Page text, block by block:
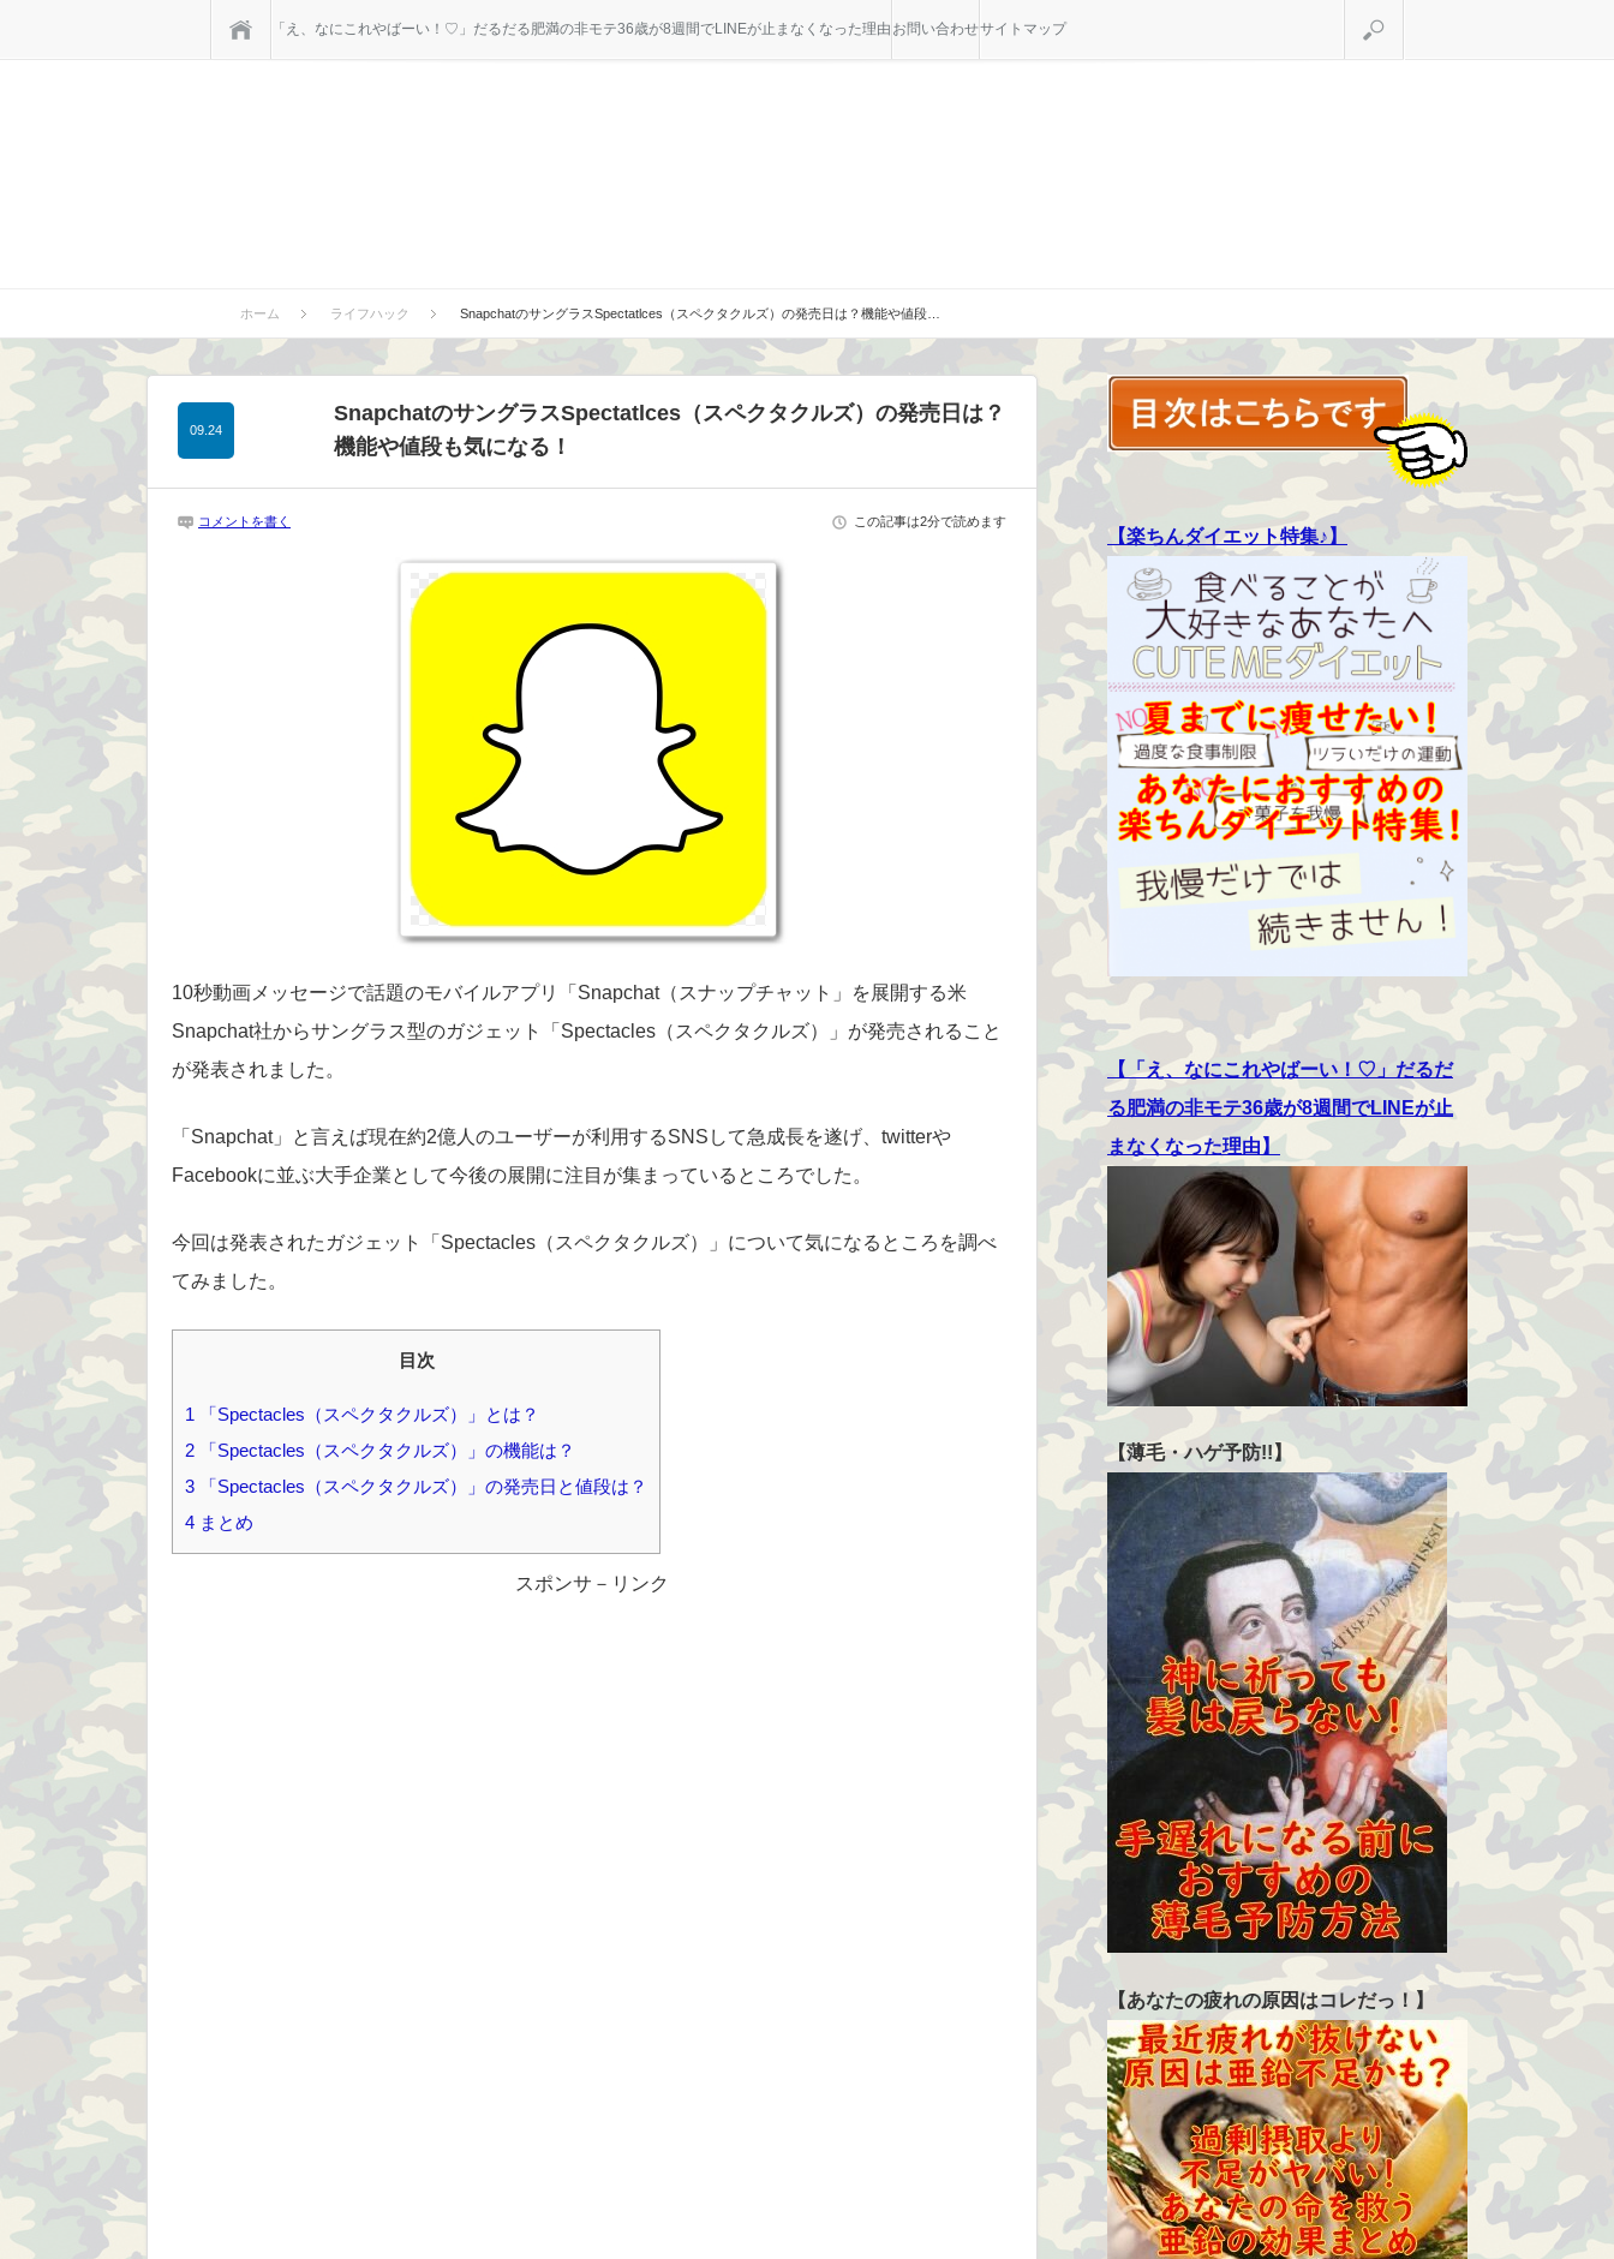
「え、なにこれやばーい！♡」だるだる肥満の非モテ36歳が8週間でLINEが止まなくなった理由 お問い合わせサイトマップ
ホーム ライフハック SnapchatのサングラスSpectatlces（スペクタクルズ）の発売日は？機能や値段…
SnapchatのサングラスSpectatlces（スペクタクルズ）の発売日は？
機能や値段も気になる！
09.24
コメントを書く この記事は2分で読めます
10秒動画メッセージで話題のモバイルアプリ「Snapchat（スナップチャット」を展開する米
Snapchat社からサングラス型のガジェット「Spectacles（スペクタクルズ）」が発売されること
が発表されました。
「Snapchat」と言えば現在約2億人のユーザーが利用するSNSして急成長を遂げ、twitterや
Facebookに並ぶ大手企業として今後の展開に注目が集まっているところでした。
今回は発表されたガジェット「Spectacles（スペクタクルズ）」について気になるところを調べ
てみました。
目次
1 「Spectacles（スペクタクルズ）」とは？
2 「Spectacles（スペクタクルズ）」の機能は？
3 「Spectacles（スペクタクルズ）」の発売日と値段は？
4 まとめ
スポンサ－リンク
【楽ちんダイエット特集♪】
【「え、なにこれやばーい！♡」だるだ
る肥満の非モテ36歳が8週間でLINEが止
まなくなった理由】
【薄毛・ハゲ予防!!】
【あなたの疲れの原因はコレだっ！】